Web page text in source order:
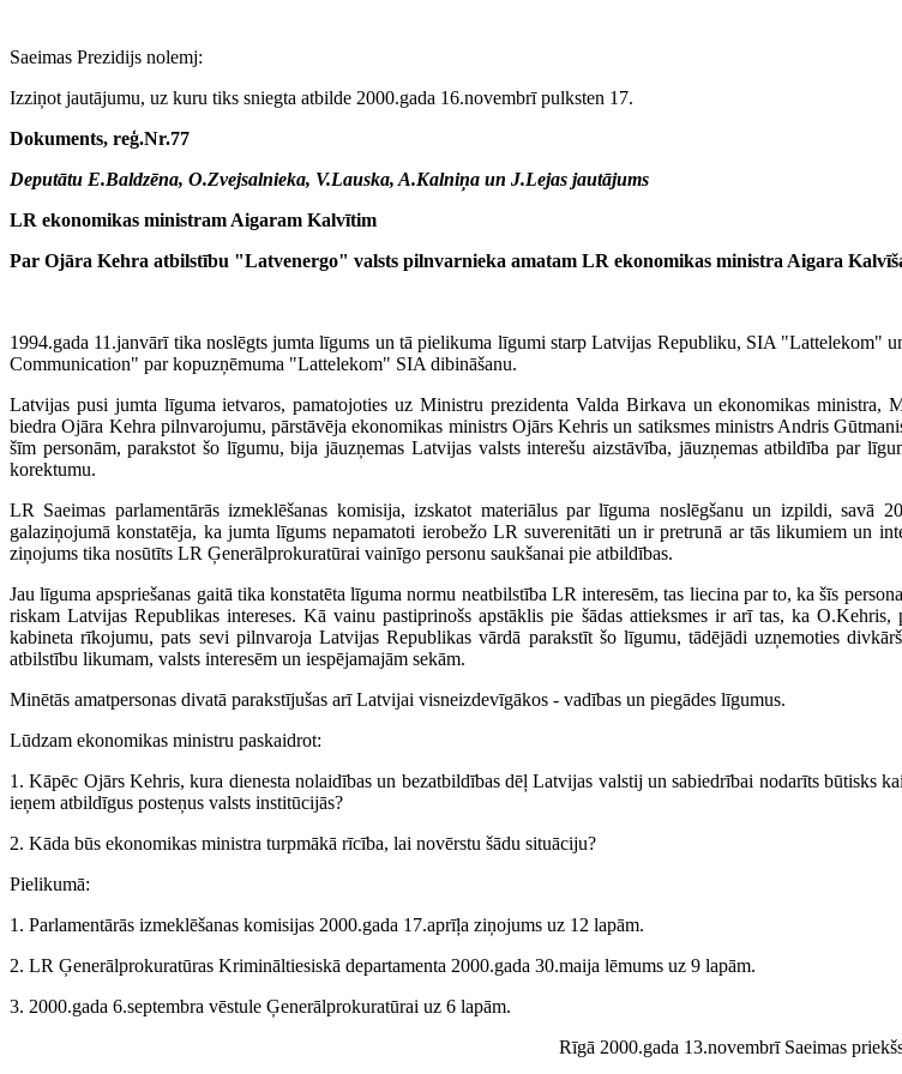
Saeimas Prezidijs nolemj:
Izziņot jautājumu, uz kuru tiks sniegta atbilde 2000.gada 16.novembrī pulksten 17.
Dokuments, reģ.Nr.77
Deputātu E.Baldzēna, O.Zvejsalnieka, V.Lauska, A.Kalniņa un J.Lejas jautājums
LR ekonomikas ministram Aigaram Kalvītim
Par Ojāra Kehra atbilstību "Latvenergo" valsts pilnvarnieka amatam LR ekonomikas ministra Aigara
1994.gada 11.janvārī tika noslēgts jumta līgums un tā pielikuma līgumi starp Latvijas Republiku, SIA "Lattelekom"
Communication" par kopuzņēmuma "Lattelekom" SIA dibināšanu.
Latvijas pusi jumta līguma ietvaros, pamatojoties uz Ministru prezidenta Valda Birkava un ekonomikas ministra,
biedra Ojāra Kehra pilnvarojumu, pārstāvēja ekonomikas ministrs Ojārs Kehris un satiksmes ministrs Andris
šīm personām, parakstot šo līgumu, bija jāuzņemas Latvijas valsts interešu aizstāvība, jāuzņemas atbildība par
korektumu.
LR Saeimas parlamentārās izmeklēšanas komisija, izskatot materiālus par līguma noslēgšanu un izpildi, savā
galaziņojumā konstatēja, ka jumta līgums nepamatoti ierobežo LR suverenitāti un ir pretrunā ar tās likumiem un
ziņojums tika nosūtīts LR Ģenerālprokuratūrai vainīgo personu saukšanai pie atbildības.
Jau līguma apspriešanas gaitā tika konstatēta līguma normu neatbilstība LR interesēm, tas liecina par to, ka šīs
riskam Latvijas Republikas intereses. Kā vainu pastiprinošs apstāklis pie šādas attieksmes ir arī tas, ka O.Kehris,
kabineta rīkojumu, pats sevi pilnvaroja Latvijas Republikas vārdā parakstīt šo līgumu, tādējādi uzņemoties
atbilstību likumam, valsts interesēm un iespējamajām sekām.
Minētās amatpersonas divatā parakstījušas arī Latvijai visneizdevīgākos - vadības un piegādes līgumus.
Lūdzam ekonomikas ministru paskaidrot:
1. Kāpēc Ojārs Kehris, kura dienesta nolaidības un bezatbildības dēļ Latvijas valstij un sabiedrībai nodarīts būtisks
ieņem atbildīgus posteņus valsts institūcijās?
2. Kāda būs ekonomikas ministra turpmākā rīcība, lai novērstu šādu situāciju?
Pielikumā:
1. Parlamentārās izmeklēšanas komisijas 2000.gada 17.aprīļa ziņojums uz 12 lapām.
2. LR Ģenerālprokuratūras Krimināltiesiskā departamenta 2000.gada 30.maija lēmums uz 9 lapām.
3. 2000.gada 6.septembra vēstule Ģenerālprokuratūrai uz 6 lapām.
Rīgā 2000.gada 13.novembrī Saeimas